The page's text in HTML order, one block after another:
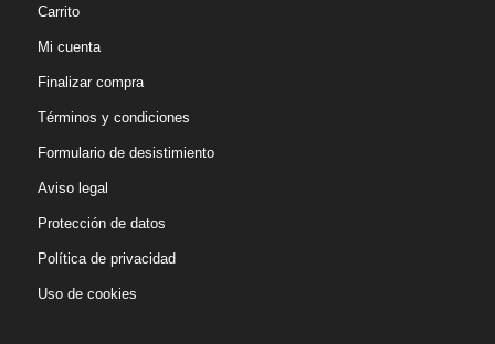
Carrito
Mi cuenta
Finalizar compra
Términos y condiciones
Formulario de desistimiento
Aviso legal
Protección de datos
Política de privacidad
Uso de cookies